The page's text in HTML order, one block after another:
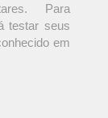
Para
testar seus
em